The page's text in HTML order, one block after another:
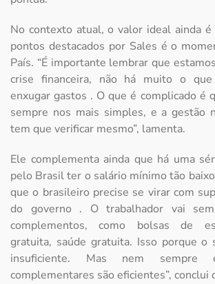
No contexto atual, o valor ideal ainda
pontos destacados por Sales é o
País. “É importante lembrar que
crise financeira, não há muito o
enxugar gastos . O que é complicado é
sempre nos mais simples, e a gestão
tem que verificar mesmo”, lamenta.
Ele complementa ainda que há uma
pelo Brasil ter o salário mínimo tão
que o brasileiro precise se virar com
do governo . O trabalhador vai
complementos, como bolsas de
gratuita, saúde gratuita. Isso porque o
insuficiente. Mas nem sempre
complementares são eficientes”, conclui